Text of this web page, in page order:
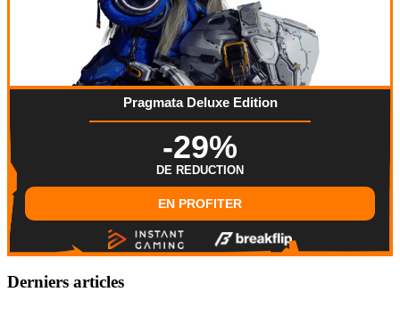
Pragmata Deluxe Edition
-29%
DE REDUCTION
EN PROFITER
Derniers articles